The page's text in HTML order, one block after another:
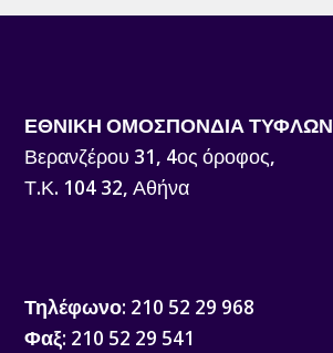
ΕΘΝΙΚΗ ΟΜΟΣΠΟΝΔΙΑ ΤΥΦΛΩΝ
Βερανζέρου 31, 4ος όροφος,
Τ.Κ. 104 32, Αθήνα
Τηλέφωνο: 210 52 29 968
Φαξ: 210 52 29 541